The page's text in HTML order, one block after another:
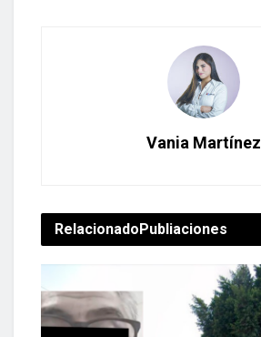
Vania Martínez
RelacionadoPubliaciones